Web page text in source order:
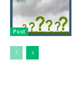
Post